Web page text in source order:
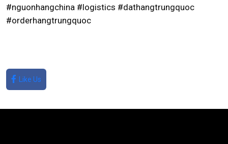
#nguonhangchina #logistics #dathangtrungquoc
#orderhangtrungquoc
Like Us